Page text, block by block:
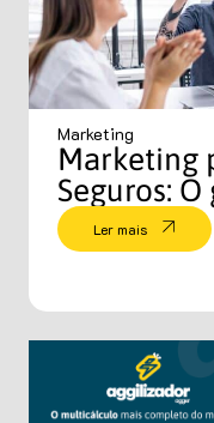
Marketing
Marketing
Seguros:
Ler mais